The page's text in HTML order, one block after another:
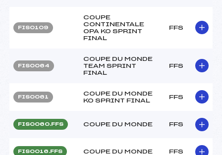
FIS0109
COUPE
CONTINENTALE
OPA KO SPRINT
FINAL
FFS
FIS0064
COUPE DU MONDE
TEAM SPRINT
FINAL
FFS
FIS0061
COUPE DU MONDE
KO SPRINT FINAL
FFS
FIS0060.FFS COUPE DU MONDE FFS
FIS0016.FFS COUPE DU MONDE FFS